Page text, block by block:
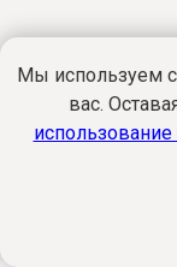
и не
©2015-
Мы используем
вас.